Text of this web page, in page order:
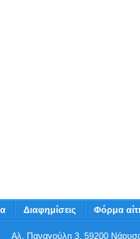
Διαφημίσεις Φόρμα
Αλ. Παναγούλη 3, 59200